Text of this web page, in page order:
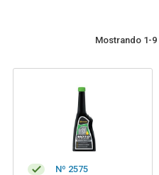
Mostrando 1-
Nº 2575